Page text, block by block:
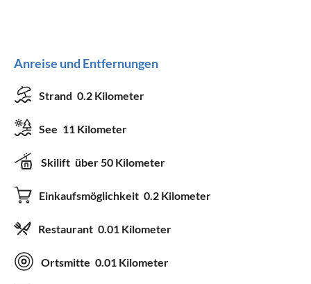
Anreise und Entfernungen
Strand 0.2 Kilometer
See 11 Kilometer
Skilift über 50 Kilometer
Einkaufsmöglichkeit 0.2 Kilometer
Restaurant 0.01 Kilometer
Ortsmitte 0.01 Kilometer